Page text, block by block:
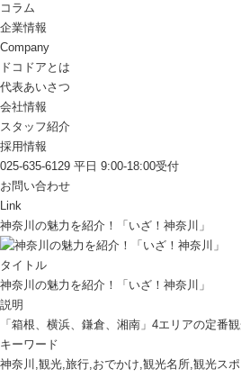
コラム
企業情報
Company
ドコドアとは
代表あいさつ
会社情報
スタッフ紹介
採用情報
025-635-6129 平日 9:00-18:00受付
お問い合わせ
Link
神奈川の魅力を紹介！「いざ！神奈川」
タイトル
神奈川の魅力を紹介！「いざ！神奈川」
説明
「箱根、横浜、鎌倉、湘南」4エリアの定番
キーワード
神奈川,観光,旅行,おでかけ,観光名所,観光ス